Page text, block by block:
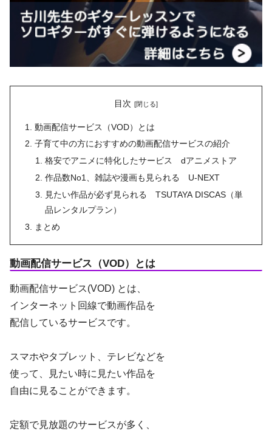
目次
動画配信サービス（VOD）とは
子育て中の方におすすめの動画配信サービスの紹介
格安でアニメに特化したサービス dアニメストア
作品数No1、雑誌や漫画も見られる U-NEXT
見たい作品が必ず見られる TSUTAYA DISCAS（単
品レンタルプラン）
まとめ
動画配信サービス（VOD）とは
動画配信サービス(VOD) とは、
インターネット回線で動画作品を
配信しているサービスです。
スマホやタブレット、テレビなどを
使って、見たい時に見たい作品を
自由に見ることができます。
定額で見放題のサービスが多く、